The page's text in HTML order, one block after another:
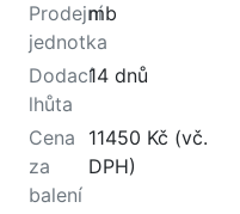
Prodejní
jednotka
mb
Dodací
lhůta
14 dnů
Cena
za
balení
11450 Kč (vč.
DPH)